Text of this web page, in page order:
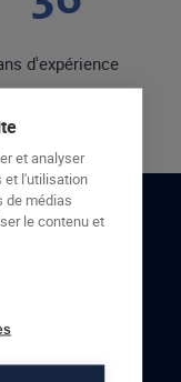
d'expérience
et analyser
et l'utilisation
de médias
le contenu et